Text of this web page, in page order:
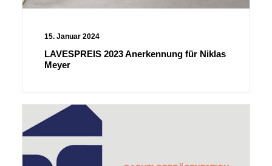
15. Januar 2024
LAVESPREIS 2023 Anerkennung für Niklas
Meyer